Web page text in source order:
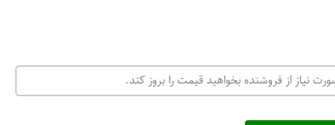
نیاز از فروشنده بخواهید قیمت را بروز کند.